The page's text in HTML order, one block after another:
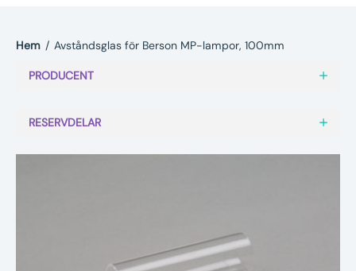
undermeny
Service
Nyheter
Hem / Avståndsglas för Berson MP-lampor, 100mm
PRODUCENT
RESERVDELAR